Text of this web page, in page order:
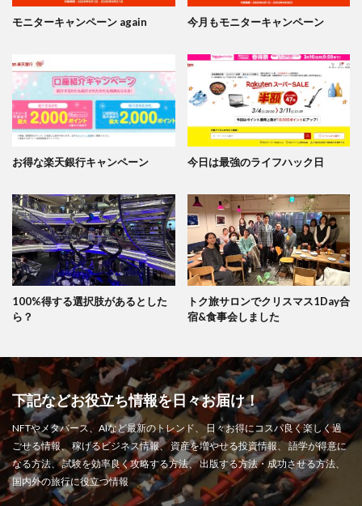
モニターキャンペーン again 今月もモニターキャンペーン
お得な楽天銀行キャンペーン 今日は最強のライフハック日
100%得する選択肢があるとした
ら？
トク旅サロンでクリスマス1Day合
宿&食事会しました
下記などお役立ち情報を日々お届け！
NFTやメタバース、AIなど最新のトレンド、 日々お得にコスパ良く楽しく過
ごせる情報、 稼げるビジネス情報、 資産を増やせる投資情報、 語学が得意に
なる方法、 試験を効率良く攻略する方法、 出版する方法・成功させる方法、
国内外の旅行に役立つ情報